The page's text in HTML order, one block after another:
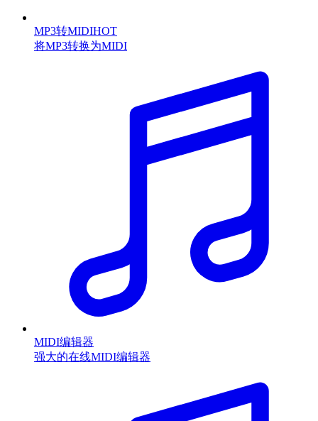
MP3转MIDIHOT
将MP3转换为MIDI
MIDI编辑器
强大的在线MIDI编辑器